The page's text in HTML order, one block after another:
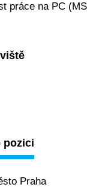
práce na PC
pozici
Praha